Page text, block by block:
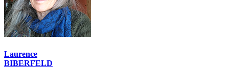
Laurence
BIBERFELD